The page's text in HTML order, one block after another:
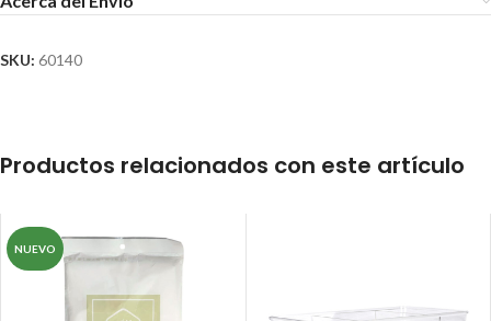
SKU: 60140
Productos relacionados con este artículo
NUEVO